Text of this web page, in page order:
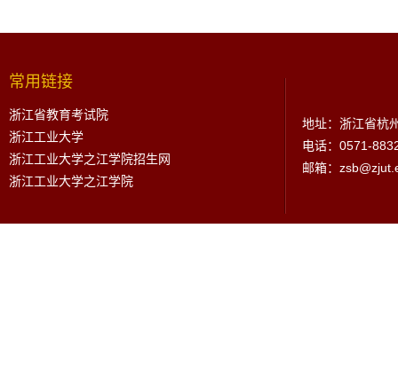
常用链接
浙江省教育考试院
浙江工业大学
浙江工业大学之江学院招生网
浙江工业大学之江学院
地址：浙江省杭
电话：0571-
邮箱：